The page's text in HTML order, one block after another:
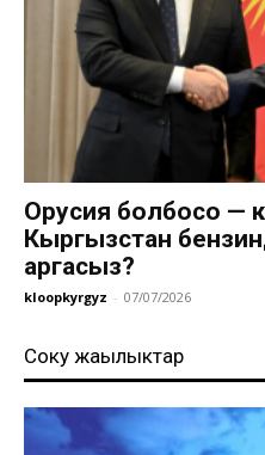
Орусия болбосо —
Кыргызстан
аргасыз?
kloopkyrgyz - 07/07/2026
Соңку жаңылыктар